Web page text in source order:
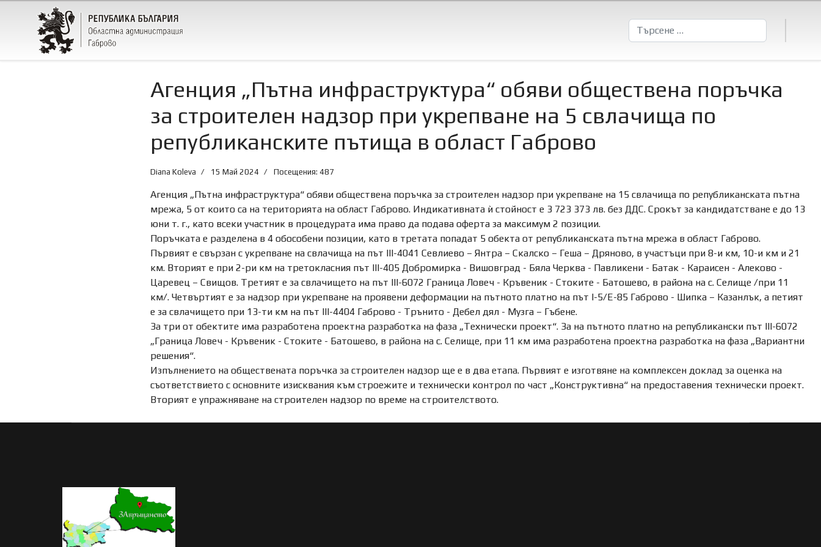
Търсене
Агенция „Пътна инфраструктура“ обяви обществена поръчка
за строителен надзор при укрепване на 5 свлачища по
републиканските пътища в област Габрово
Diana Koleva 15 Май 2024 Посещения: 487
Агенция „Пътна инфраструктура“ обяви обществена поръчка за строителен надзор при укрепване на 15 свлачища по републиканската пътна
мрежа, 5 от които са на територията на област Габрово. Индикативната ѝ стойност е 3 723 373 лв. без ДДС. Срокът за кандидатстване е до 13
юни т. г., като всеки участник в процедурата има право да подава оферта за максимум 2 позиции.
Поръчката е разделена в 4 обособени позиции, като в третата попадат 5 обекта от републиканската пътна мрежа в област Габрово.
Първият е свързан с укрепване на свлачища на път III-4041 Севлиево – Янтра – Скалско – Геша – Дряново, в участъци при 8-и км, 10-и км и 21
км. Вторият е при 2-ри км на третокласния път III-405 Добромирка - Вишовград - Бяла Черква - Павликени - Батак - Караисен - Алеково -
Царевец – Свищов. Третият е за свлачището на път III-6072 Граница Ловеч - Кръвеник - Стоките - Батошево, в района на с. Селище /при 11
км/. Четвъртият е за надзор при укрепване на проявени деформации на пътното платно на път I-5/Е-85 Габрово - Шипка – Казанлък, а петият
е за свлачището при 13-ти км на път III-4404 Габрово - Трънито - Дебел дял - Музга – Гъбене.
За три от обектите има разработена проектна разработка на фаза „Технически проект“. За на пътното платно на републикански път III-6072
„Граница Ловеч - Кръвеник - Стоките - Батошево, в района на с. Селище, при 11 км има разработена проектна разработка на фаза „Вариантни
решения“.
Изпълнението на обществената поръчка за строителен надзор ще е в два етапа. Първият е изготвяне на комплексен доклад за оценка на
съответствието с основните изисквания към строежите и технически контрол по част „Конструктивна“ на предоставения технически проект.
Вторият е упражняване на строителен надзор по време на строителството.